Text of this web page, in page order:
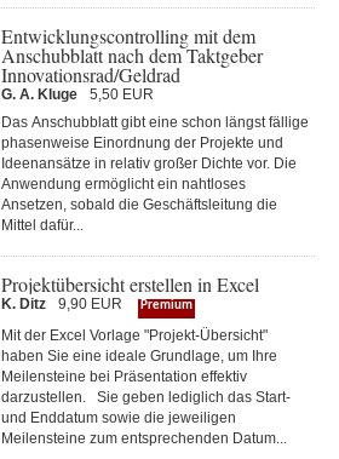
Entwicklungscontrolling mit dem
Anschubblatt nach dem Taktgeber
Innovationsrad/Geldrad
G. A. Kluge
5,50 EUR
Das Anschubblatt gibt eine schon längst fällige
phasenweise Einordnung der Projekte und
Ideenansätze in relativ großer Dichte vor. Die
Anwendung ermöglicht ein nahtloses
Ansetzen, sobald die Geschäftsleitung die
Mittel dafür...
Projektübersicht erstellen in Excel
K. Ditz 9,90 EUR Premium
Mit der Excel Vorlage "Projekt-Übersicht"
haben Sie eine ideale Grundlage, um Ihre
Meilensteine bei Präsentation effektiv
darzustellen. Sie geben lediglich das Start-
und Enddatum sowie die jeweiligen
Meilensteine zum entsprechenden Datum...